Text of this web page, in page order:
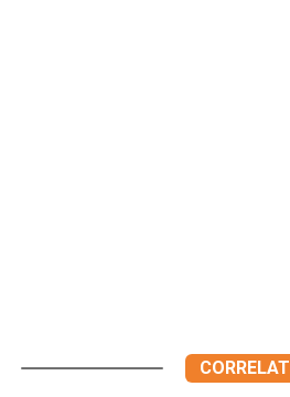
CORRELATI